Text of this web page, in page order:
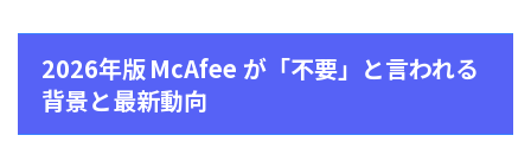
2026年版 McAfee が「不要」と言われる
背景と最新動向